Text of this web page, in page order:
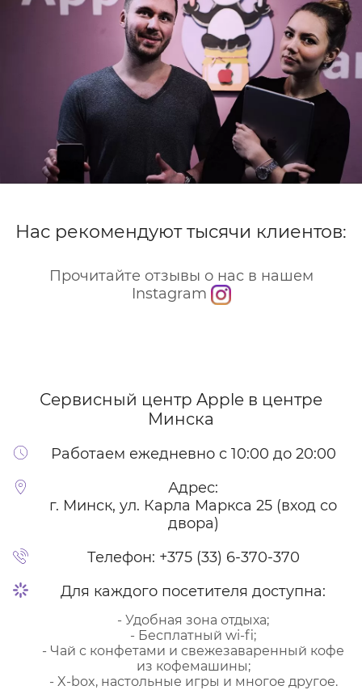
присутствии, чтобы вы лично убедились, что все
работает. Мы советуем решать любые вопросы по
работе айфона только при помощи
профессионалов и не пытаться что-то поменять
или починить своими силами.
Нас рекомендуют тысячи клиентов:
Прочитайте отзывы о нас в нашем
Instagram
Сервисный центр Apple в центре
Минска
Работаем ежедневно с 10:00 до 20:00
Адрес:
г. Минск, ул. Карла Маркса 25 (вход со
двора)
Телефон: +375 (33) 6-370-370
Для каждого посетителя доступна:
- Удобная зона отдыха;
- Бесплатный wi-fi;
- Чай с конфетами и свежезаваренный кофе
из кофемашины;
- X-box, настольные игры и многое другое.